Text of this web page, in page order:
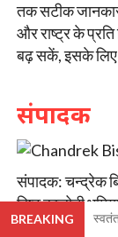
तक सटीक
और राष्ट्र के
बढ़ सकें, इसके लिए
संपादक
संपादक: चन्द्रेक
बिष्ट कालोनी
फोन: +91
BREAKING